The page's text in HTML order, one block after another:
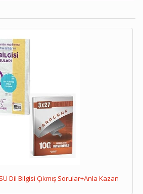
Dil Bilgisi Çıkmış Sorular+Anla Kazan